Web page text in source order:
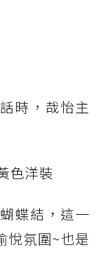
時，哉怡主
色洋裝
蝶結，這一
悅氛圍~也是